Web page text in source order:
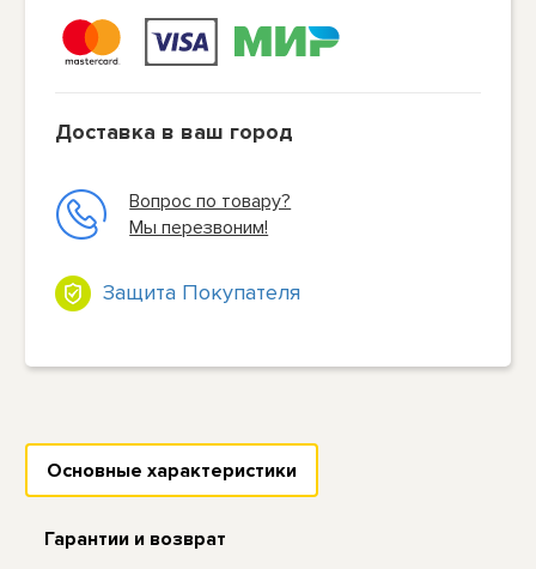
Доставка в ваш город
Вопрос по товару?
Мы перезвоним!
Защита Покупателя
Основные характеристики
Гарантии и возврат